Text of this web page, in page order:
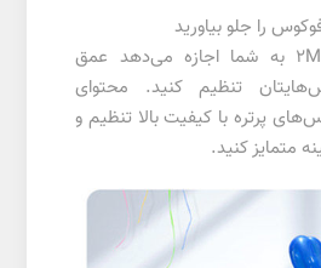
را جلو بیاورید
دوربین عمق‌سنج 2MP به شما اجازه می‌دهد عمق
تنظیم کنید. محتوای
پرتره با کیفیت بالا تنظیم و
متمایز کنید.